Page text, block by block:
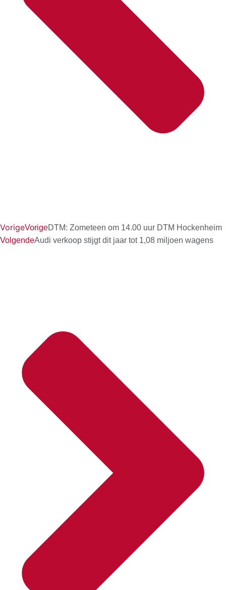
VorigeVorigeDTM: Zometeen om 14.00 uur DTM Hockenheim
VolgendeAudi verkoop stijgt dit jaar tot 1,08 miljoen wagens